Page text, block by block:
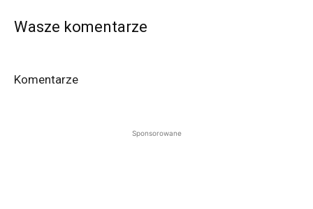
Wasze komentarze
Komentarze
Sponsorowane